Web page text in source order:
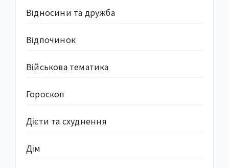
Відносини та дружба
Відпочинок
Військова тематика
Гороскоп
Дієти та схуднення
Дім